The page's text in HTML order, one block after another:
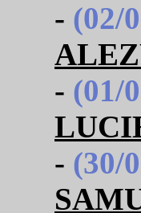
- (02/
- (01/
- (30/